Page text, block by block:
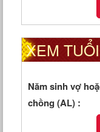
XEM
Năm sinh vợ
chồng (AL) :